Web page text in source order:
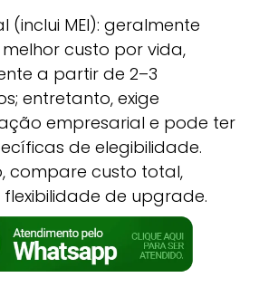
(inclui MEI): geralmente
custo por vida,
a partir de 2–3
entretanto, exige
empresarial e pode ter
de elegibilidade.
compare custo total,
flexibilidade de upgrade.